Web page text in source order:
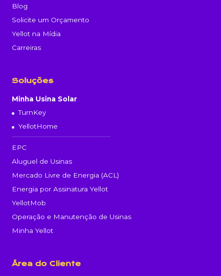
Blog
Solicite um Orçamento
Yellot na Mídia
Carreiras
Soluções
Minha Usina Solar
TurnKey
YellotHome
EPC
Aluguel de Usinas
Mercado Livre de Energia (ACL)
Energia por Assinatura Yellot
YellotMob
Operação e Manutenção de Usinas
Minha Yellot
Área do Cliente